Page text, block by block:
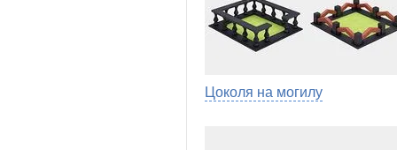
Цоколя на могилу